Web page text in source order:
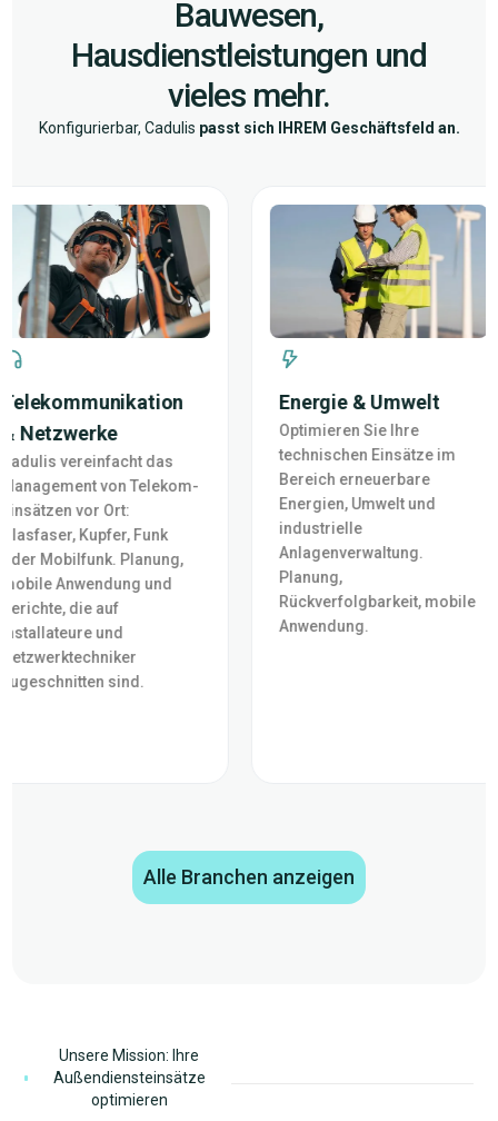
Bauwesen,
Hausdienstleistungen und
vieles mehr.
Konfigurierbar, Cadulis passt sich IHREM Geschäftsfeld an.
Netzwerke
vereinfacht das
von Telekom-
vor Ort:
Kupfer, Funk
Mobilfunk. Planung,
Anwendung und
die auf
und
sind.
Energie & Umwelt
Optimieren Sie Ihre
technischen Einsätze im
Bereich erneuerbare
Energien, Umwelt und
industrielle
Anlagenverwaltung.
Planung,
Rückverfolgbarkeit, mobile
Anwendung.
Alle Branchen anzeigen
Unsere Mission: Ihre
Außendiensteinsätze
optimieren